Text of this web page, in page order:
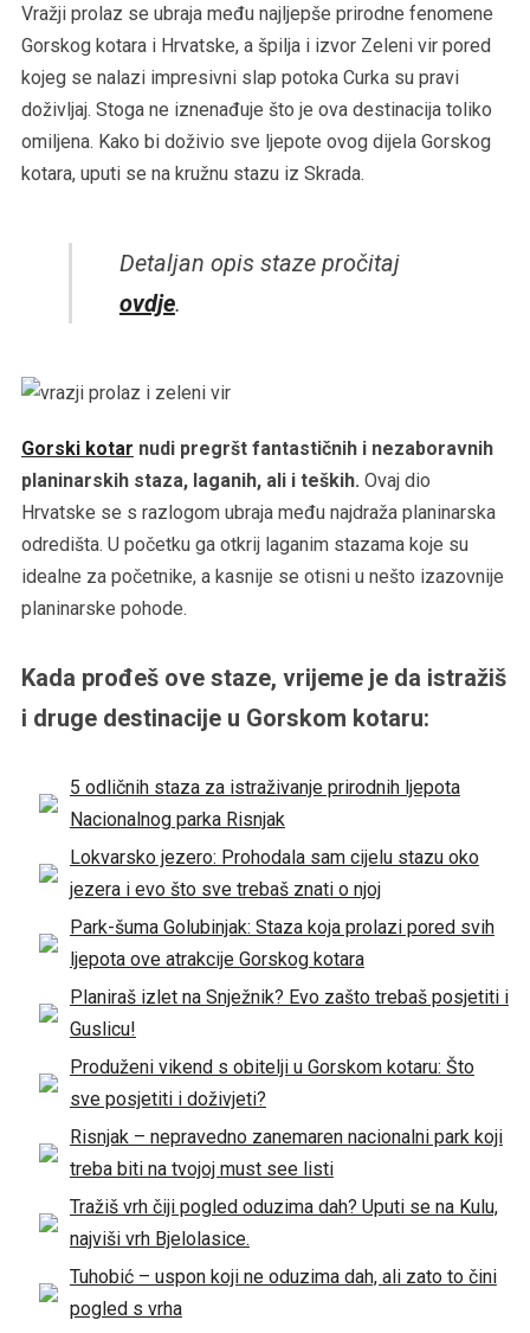
Vražji prolaz se ubraja među najljepše prirodne fenomene
Gorskog kotara i Hrvatske, a špilja i izvor Zeleni vir pored
kojeg se nalazi impresivni slap potoka Curka su pravi
doživljaj. Stoga ne iznenađuje što je ova destinacija toliko
omiljena. Kako bi doživio sve ljepote ovog dijela Gorskog
kotara, uputi se na kružnu stazu iz Skrada.
Detaljan opis staze pročitaj
ovdje.
Gorski kotar nudi pregršt fantastičnih i nezaboravnih
planinarskih staza, laganih, ali i teških. Ovaj dio
Hrvatske se s razlogom ubraja među najdraža planinarska
odredišta. U početku ga otkrij laganim stazama koje su
idealne za početnike, a kasnije se otisni u nešto izazovnije
planinarske pohode.
Kada prođeš ove staze, vrijeme je da istražiš
i druge destinacije u Gorskom kotaru:
5 odličnih staza za istraživanje prirodnih ljepota
Nacionalnog parka Risnjak
Lokvarsko jezero: Prohodala sam cijelu stazu oko
jezera i evo što sve trebaš znati o njoj
Park-šuma Golubinjak: Staza koja prolazi pored svih
ljepota ove atrakcije Gorskog kotara
Planiraš izlet na Snježnik? Evo zašto trebaš posjetiti i
Guslicu!
Produženi vikend s obitelji u Gorskom kotaru: Što
sve posjetiti i doživjeti?
Risnjak – nepravedno zanemaren nacionalni park koji
treba biti na tvojoj must see listi
Tražiš vrh čiji pogled oduzima dah? Uputi se na Kulu,
najviši vrh Bjelolasice.
Tuhobić – uspon koji ne oduzima dah, ali zato to čini
pogled s vrha